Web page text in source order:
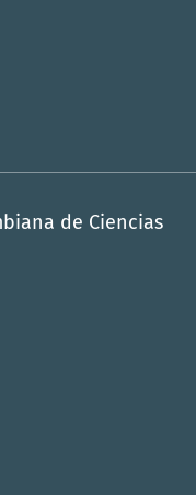
de Ciencias